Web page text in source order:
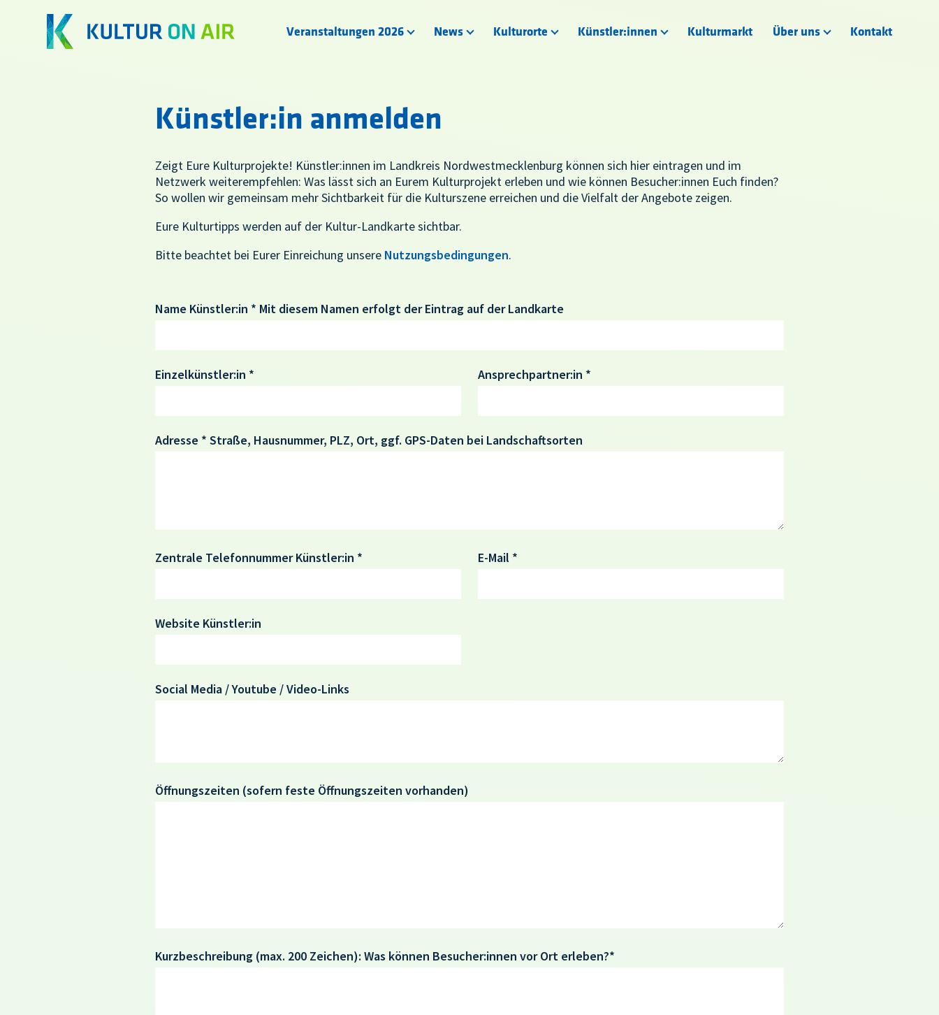
Veranstaltungen 2026 News Kulturorte Künstler:innen Kulturmarkt Über uns Kontakt
Künstler:in anmelden
Zeigt Eure Kulturprojekte! Künstler:innen im Landkreis Nordwestmecklenburg können sich hier eintragen und im
Netzwerk weiterempfehlen: Was lässt sich an Eurem Kulturprojekt erleben und wie können Besucher:innen Euch finden?
So wollen wir gemeinsam mehr Sichtbarkeit für die Kulturszene erreichen und die Vielfalt der Angebote zeigen.
Eure Kulturtipps werden auf der Kultur-Landkarte sichtbar.
Bitte beachtet bei Eurer Einreichung unsere Nutzungsbedingungen.
Name Künstler:in * Mit diesem Namen erfolgt der Eintrag auf der Landkarte
Einzelkünstler:in * Ansprechpartner:in *
Adresse * Straße, Hausnummer, PLZ, Ort, ggf. GPS-Daten bei Landschaftsorten
Zentrale Telefonnummer Künstler:in * E-Mail *
Website Künstler:in
Social Media / Youtube / Video-Links
Öffnungszeiten (sofern feste Öffnungszeiten vorhanden)
Kurzbeschreibung (max. 200 Zeichen): Was können Besucher:innen vor Ort erleben?*